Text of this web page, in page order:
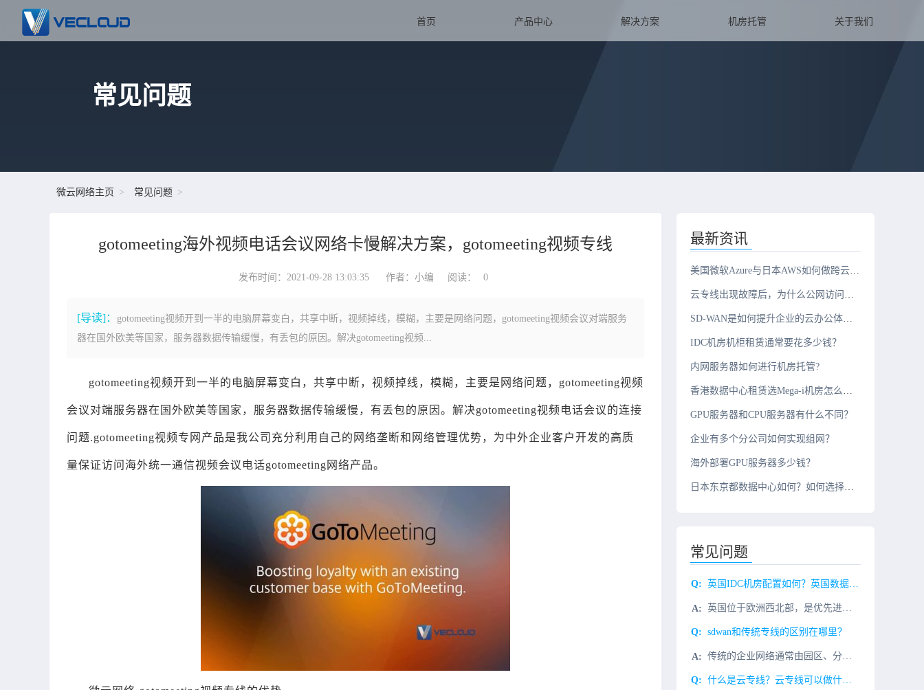
首页 产品中心 解决方案 机房托管 关于我们
常见问题
微云网络主页 常见问题
gotomeeting海外视频电话会议网络卡慢解决方案，gotomeeting视频专线
发布时间：2021-09-28 13:03:35 作者：小编 阅读： 0
[导读]：
gotomeeting视频开到一半的电脑屏幕变白，共享中断，视频掉线，模糊，主要是网络问题，gotomeeting视频会议对端服务
器在国外欧美等国家，服务器数据传输缓慢，有丢包的原因。解决gotomeeting视频...
gotomeeting视频开到一半的电脑屏幕变白，共享中断，视频掉线，模糊，主要是网络问题，gotomeeting视频
会议对端服务器在国外欧美等国家，服务器数据传输缓慢，有丢包的原因。解决gotomeeting视频电话会议的连接
问题.gotomeeting视频专网产品是我公司充分利用自己的网络垄断和网络管理优势，为中外企业客户开发的高质
量保证访问海外统一通信视频会议电话gotomeeting网络产品。
最新资讯
美国微软Azure与日本AWS如何做跨云互联？
云专线出现故障后，为什么公网访问正常，但云上业务却无法连接？
SD-WAN是如何提升企业的云办公体验的？
IDC机房机柜租赁通常要花多少钱？
内网服务器如何进行机房托管?
香港数据中心租赁选Mega-i机房怎么样？
GPU服务器和CPU服务器有什么不同？
企业有多个分公司如何实现组网？
海外部署GPU服务器多少钱？
日本东京都数据中心如何？如何选择机房服务商？
常见问题
英国IDC机房配置如何？英国数据中心介绍
英国位于欧洲西北部，是优先进行工业化的国家，经济发达，网络建设早，建设规模大，其网络在西欧地区的访问效果非常好。英国数据中心达到Tier3+级，位于伦敦泰晤士河谷，占地面积高达5万平方英尺，可提供11
sdwan和传统专线的区别在哪里？
传统的企业网络通常由园区、分支和数据中心组成，通过企业WAN网络相互连接。长期以来，为了保证服务质量，企业WAN网络互联通常采用运营商的传统专线。虽然网络质量有保证，但业务开通繁琐，时间长，专线价格昂
什么是云专线？云专线可以做什么？